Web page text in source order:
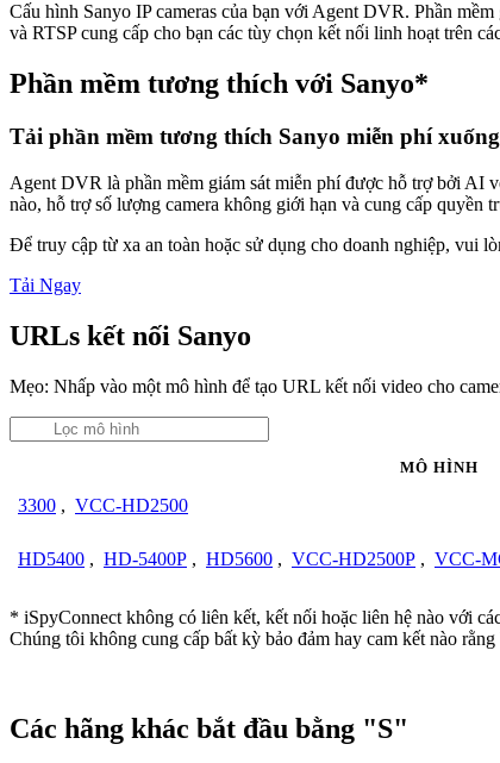
Cấu hình Sanyo IP cameras của bạn với Agent DVR. Phần
và RTSP cung cấp cho bạn các tùy chọn kết nối linh hoạt trên
Phần mềm tương thích với Sanyo*
Tải phần mềm tương thích Sanyo miễn phí xuống
Agent DVR là phần mềm giám sát miễn phí được hỗ trợ bởi AI
nào, hỗ trợ số lượng camera không giới hạn và cung cấp quyền
Để truy cập từ xa an toàn hoặc sử dụng cho doanh nghiệp, vui
Tải Ngay
URLs kết nối Sanyo
Mẹo: Nhấp vào một mô hình để tạo URL kết nối video cho
MÔ HÌNH
3300 , VCC-HD2500
HD5400 , HD-5400P , HD5600 , VCC-HD2500P , VCC-
* iSpyConnect không có liên kết, kết nối hoặc liên hệ nào với
Chúng tôi không cung cấp bất kỳ bảo đảm hay cam kết nào
Các hãng khác bắt đầu bằng "S"